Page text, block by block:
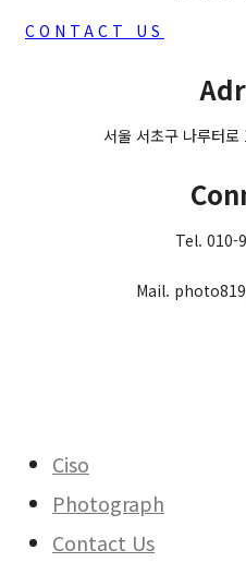
CONTACT US
서울 서초구 나루터
Tel. 010-
Mail.
Ciso
Photograph
Contact Us